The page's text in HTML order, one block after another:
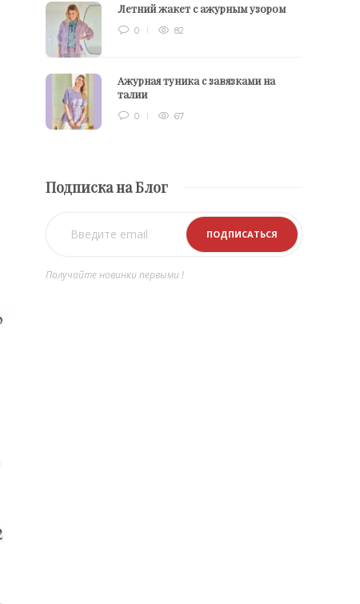
Летний жакет с ажурным узором
0 82
Ажурная туника с завязками на
талии
0 67
Подписка на Блог
Получайте новинки первыми !